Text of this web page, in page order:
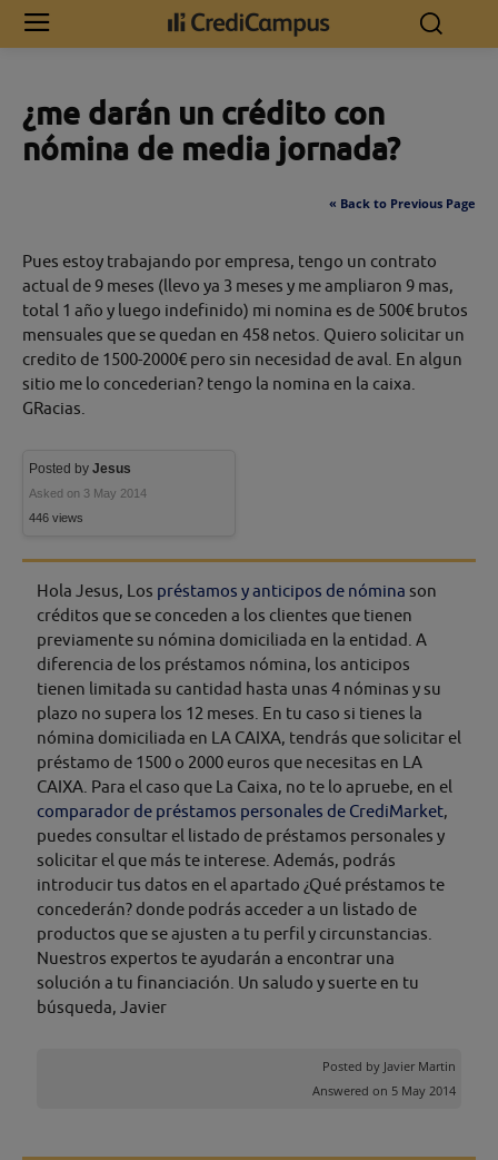
Inicio ¿me darán un crédito con nómina de media jornada?
¿me darán un crédito con
nómina de media jornada?
« Back to Previous Page
Pues estoy trabajando por empresa, tengo un contrato
actual de 9 meses (llevo ya 3 meses y me ampliaron 9 mas,
total 1 año y luego indefinido) mi nomina es de 500€ brutos
mensuales que se quedan en 458 netos. Quiero solicitar un
credito de 1500-2000€ pero sin necesidad de aval. En algun
sitio me lo concederian? tengo la nomina en la caixa.
GRacias.
Posted by Jesus
Asked on 3 May 2014
446 views
Hola Jesus, Los préstamos y anticipos de nómina son
créditos que se conceden a los clientes que tienen
previamente su nómina domiciliada en la entidad. A
diferencia de los préstamos nómina, los anticipos
tienen limitada su cantidad hasta unas 4 nóminas y su
plazo no supera los 12 meses. En tu caso si tienes la
nómina domiciliada en LA CAIXA, tendrás que solicitar el
préstamo de 1500 o 2000 euros que necesitas en LA
CAIXA. Para el caso que La Caixa, no te lo apruebe, en el
comparador de préstamos personales de CrediMarket,
puedes consultar el listado de préstamos personales y
solicitar el que más te interese. Además, podrás
introducir tus datos en el apartado ¿Qué préstamos te
concederán? donde podrás acceder a un listado de
productos que se ajusten a tu perfil y circunstancias.
Nuestros expertos te ayudarán a encontrar una
solución a tu financiación. Un saludo y suerte en tu
búsqueda, Javier
Posted by Javier Martin
Answered on 5 May 2014